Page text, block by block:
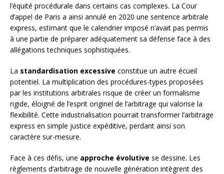
l’équité procédurale dans certains cas complexes. La Cour
d’appel de Paris a ainsi annulé en 2020 une sentence arbitrale
express, estimant que le calendrier imposé n’avait pas permis
à une partie de préparer adéquatement sa défense face à des
allégations techniques sophistiquées.
La standardisation excessive constitue un autre écueil
potentiel. La multiplication des procédures-types proposées
par les institutions arbitrales risque de créer un formalisme
rigide, éloigné de l’esprit originel de l’arbitrage qui valorise la
flexibilité. Cette industrialisation pourrait transformer l’arbitrage
express en simple justice expéditive, perdant ainsi son
caractère sur-mesure.
Face à ces défis, une approche évolutive se dessine. Les
règlements d’arbitrage de nouvelle génération intègrent des